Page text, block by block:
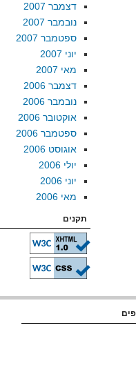
דצמבר 2007
נובמבר 2007
ספטמבר 2007
יוני 2007
מאי 2007
דצמבר 2006
נובמבר 2006
אוקטובר 2006
ספטמבר 2006
אוגוסט 2006
יולי 2006
יוני 2006
מאי 2006
תקנים